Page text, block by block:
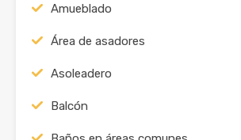
Amueblado
Área de asadores
Asoleadero
Balcón